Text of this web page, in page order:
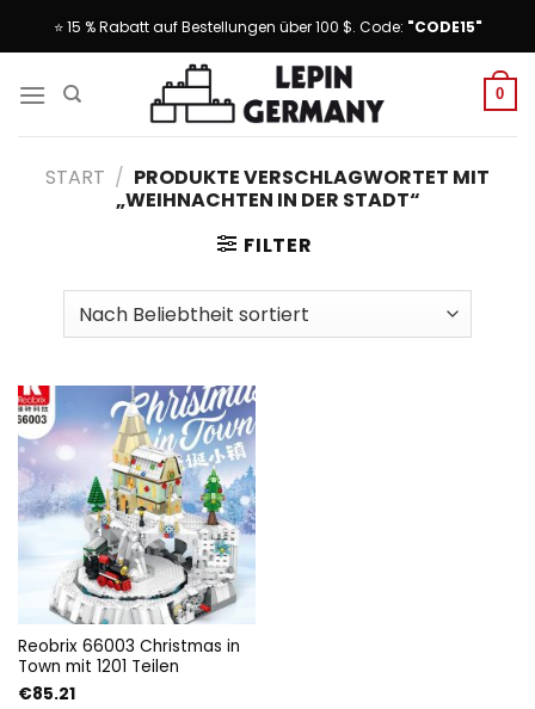
⭐ 15 % Rabatt auf Bestellungen über 100 $. Code: "CODE15"
0
START / PRODUKTE VERSCHLAGWORTET MIT
„WEIHNACHTEN IN DER STADT“
FILTER
Reobrix 66003 Christmas in
Town mit 1201 Teilen
€85.21